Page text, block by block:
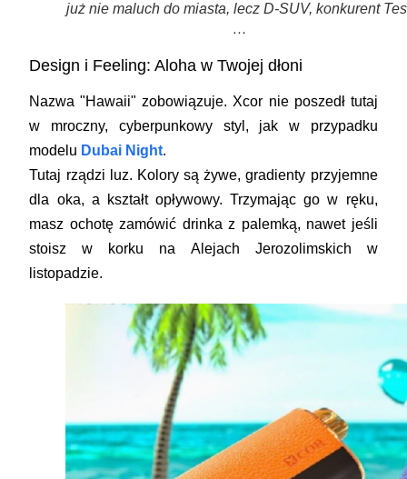
już nie maluch do miasta, lecz D-SUV, konkurent
…
Design i Feeling: Aloha w Twojej dłoni
Nazwa "Hawaii" zobowiązuje. Xcor nie poszedł tutaj
w mroczny, cyberpunkowy styl, jak w przypadku
modelu Dubai Night.
Tutaj rządzi luz. Kolory są żywe, gradienty przyjemne
dla oka, a kształt opływowy. Trzymając go w ręku,
masz ochotę zamówić drinka z palemką, nawet jeśli
stoisz w korku na Alejach Jerozolimskich w
listopadzie.